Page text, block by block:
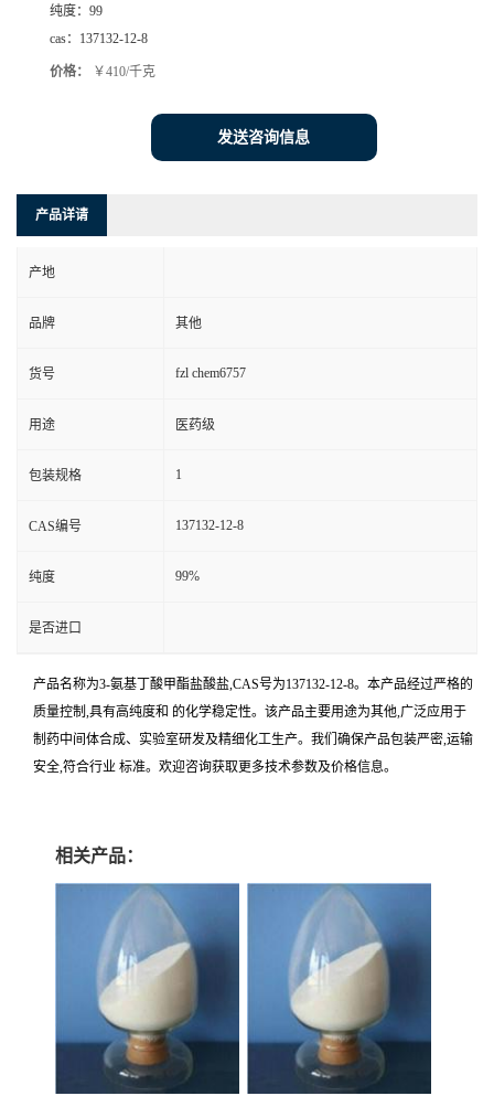
纯度： 99
cas： 137132-12-8
价格： ￥410/千克
发送咨询信息
产品详请
产地
品牌 其他
货号 fzl chem6757
用途 医药级
包装规格 1
CAS编号 137132-12-8
纯度 99%
是否进口
产品名称为3-氨基丁酸甲酯盐酸盐,CAS号为137132-12-8。本产品经过严格的
质量控制,具有高纯度和 的化学稳定性。该产品主要用途为其他,广泛应用于
制药中间体合成、实验室研发及精细化工生产。我们确保产品包装严密,运输
安全,符合行业 标准。欢迎咨询获取更多技术参数及价格信息。
相关产品：